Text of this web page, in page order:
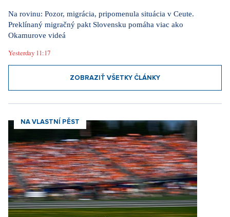
Na rovinu: Pozor, migrácia, pripomenula situácia v Ceute.
Preklínaný migračný pakt Slovensku pomáha viac ako
Okamurove videá
Yesterday 11:17
ZOBRAZIŤ VŠETKY ČLÁNKY
NA VLASTNÍ PĚST